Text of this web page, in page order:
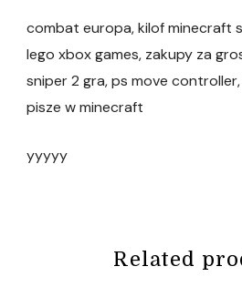
combat europa, kilof minecraft
lego xbox games, zakupy za
sniper 2 gra, ps move
pisze w minecraft
yyyyy
Related